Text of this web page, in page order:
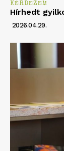
KÉRDEZEM
Hírhedt
2026.04.29.